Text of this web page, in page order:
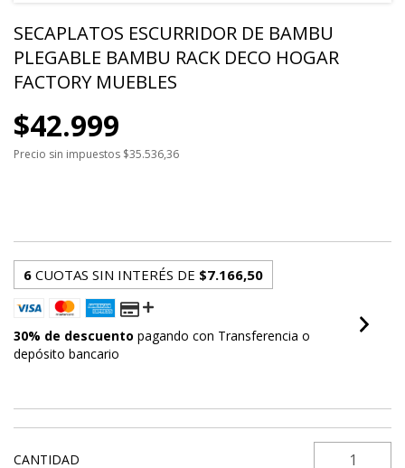
SECAPLATOS ESCURRIDOR DE BAMBU
PLEGABLE BAMBU RACK DECO HOGAR
FACTORY MUEBLES
$42.999
Precio sin impuestos $35.536,36
6 CUOTAS SIN INTERÉS DE $7.166,50
30% de descuento pagando con Transferencia o
depósito bancario
CANTIDAD